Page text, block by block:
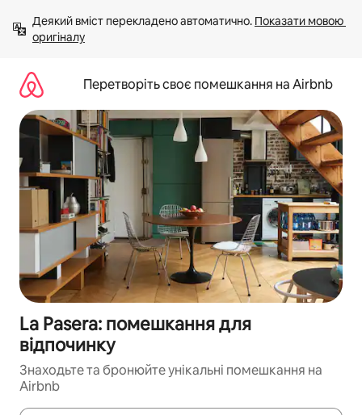
вмісту
Деякий вміст перекладено автоматично. Показати мовою
оригіналу
Перетворіть своє помешкання на Airbnb
La Pasera: помешкання для
відпочинку
Знаходьте та бронюйте унікальні помешкання на
Airbnb